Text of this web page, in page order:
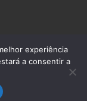
experiência
a consentir a